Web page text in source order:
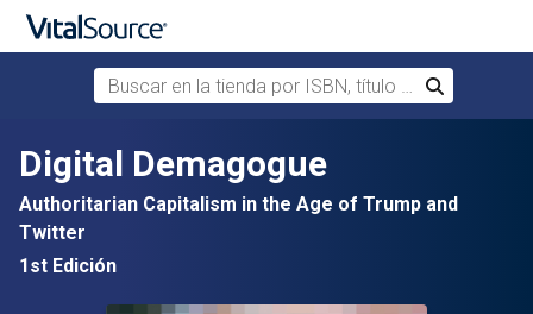
Saltar al contenido principal
Buscar en la tienda por ISBN, título o autor
Buscar
Digital Demagogue
Authoritarian Capitalism in the Age of Trump and
Twitter
1st Edición